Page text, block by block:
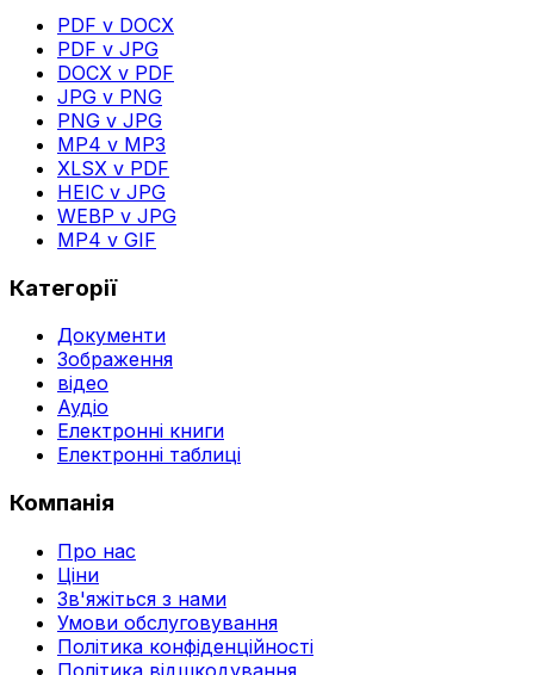
PDF v DOCX
PDF v JPG
DOCX v PDF
JPG v PNG
PNG v JPG
MP4 v MP3
XLSX v PDF
HEIC v JPG
WEBP v JPG
MP4 v GIF
Категорії
Документи
Зображення
відео
Аудіо
Електронні книги
Електронні таблиці
Компанія
Про нас
Ціни
Зв'яжіться з нами
Умови обслуговування
Політика конфіденційності
Політика відшкодування